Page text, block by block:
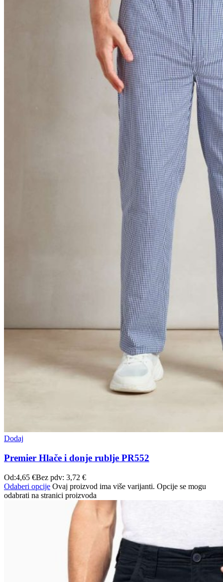
Dodaj
Premier Hlače i donje rublje PR552
Od:4,65 €Bez pdv: 3,72 €
Odaberi opcije Ovaj proizvod ima više varijanti. Opcije se mogu
odabrati na stranici proizvoda